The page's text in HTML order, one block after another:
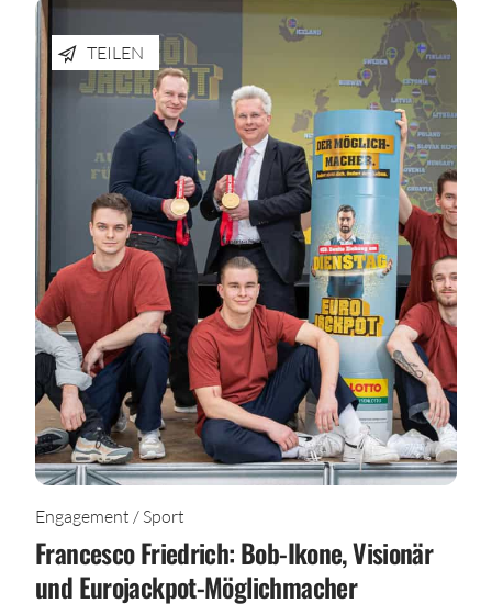
TEILEN
Engagement / Sport
Francesco Friedrich: Bob-Ikone, Visionär
und Eurojackpot-Möglichmacher